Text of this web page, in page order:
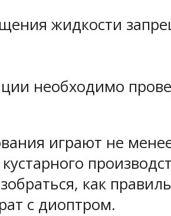
жидкости
необходимо
играют не
как
с диоптром.